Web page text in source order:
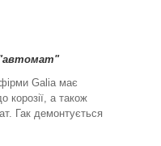
"автомат"
Galia має
корозії, а також
Гак демонтується